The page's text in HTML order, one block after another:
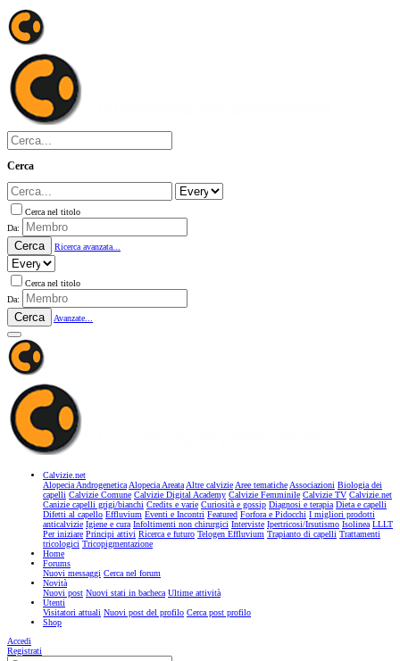
Cerca
Cerca nel titolo
Da:
Cerca Ricerca avanzata...
Cerca nel titolo
Da:
Cerca Avanzate...
Calvizie.net
Alopecia AndrogeneticaAlopecia AreataAltre calvizieAree tematicheAssociazioni Biologia dei
capelli Calvizie Comune Calvizie Digital Academy Calvizie Femminile Calvizie TV Calvizie.net
Canizie capelli grigi/bianchi Credits e varie Curiosità e gossip Diagnosi e terapia Dieta e capelli
Difetti al capello Effluvium Eventi e Incontri Featured Forfora e Pidocchi I migliori prodotti
anticalvizie Igiene e cura Infoltimenti non chirurgici Interviste Ipertricosi/Irsutismo Isolinea LLLT
Per iniziare Principi attivi Ricerca e futuro Telogen Effluvium Trapianto di capelli Trattamenti
tricologici Tricopigmentazione
Home
Forums
Nuovi messaggi Cerca nel forum
Novità
Nuovi post Nuovi stati in bacheca Ultime attività
Utenti
Visitatori attuali Nuovi post del profilo Cerca post profilo
Shop
Accedi
Registrati